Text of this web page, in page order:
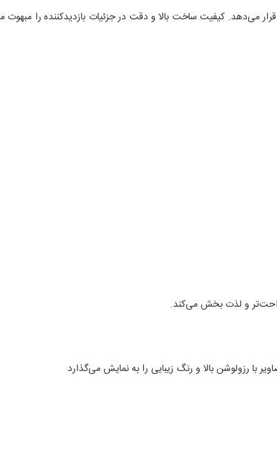
می‌دهد. کیفیت ساخت بالا و دقت در جزئیات بازدیدکننده را مبهوت
راحت‌تر و لذت بخش می‌کند.
با رزولوشن بالا و رنگ زیبایی را به نمایش می‌گذارد